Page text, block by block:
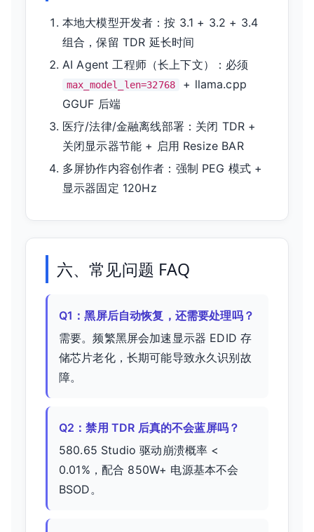
本地大模型开发者：按 3.1 + 3.2 + 3.4
组合，保留 TDR 延长时间
AI Agent 工程师（长上下文）：必须
max_model_len=32768
+ llama.cpp
GGUF 后端
医疗/法律/金融离线部署：关闭 TDR +
关闭显示器节能 + 启用 Resize BAR
多屏协作内容创作者：强制 PEG 模式 +
显示器固定 120Hz
六、常见问题 FAQ
Q1：黑屏后自动恢复，还需要处理吗？
需要。频繁黑屏会加速显示器 EDID 存
储芯片老化，长期可能导致永久识别故
障。
Q2：禁用 TDR 后真的不会蓝屏吗？
580.65 Studio 驱动崩溃概率 <
0.01%，配合 850W+ 电源基本不会
BSOD。